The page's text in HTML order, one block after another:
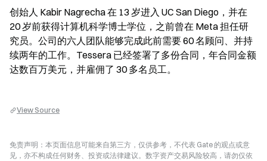
创始人 Kabir Nagrecha 在 13 岁进入 UC San Diego，并在
20 岁前获得计算机科学博士学位，之前曾在 Meta 担任研
究员。公司的六人团队能够完成此前需要 60 名顾问、并持
续两年的工作。Tessera 已经签署了多份合同，年合同金额
达数百万美元，并雇佣了 30 多名员工。
View Source
免责声明：本页面信息可能来自第三方，仅供参考，不代表 Gate 的观点或意
见，亦不构成任何财务、投资或法律建议。数字资产交易风险较高，请勿仅依